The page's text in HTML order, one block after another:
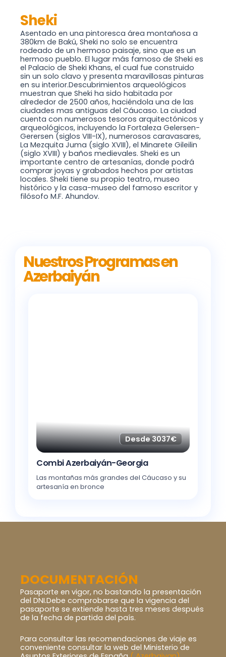
Sheki
Asentado en una pintoresca área montañosa a
380km de Bakú, Sheki no solo se encuentra
rodeado de un hermoso paisaje, sino que es un
hermoso pueblo. El lugar más famoso de Sheki es
el Palacio de Sheki Khans, el cual fue construido
sin un solo clavo y presenta maravillosas pinturas
en su interior.Descubrimientos arqueológicos
muestran que Sheki ha sido habitada por
alrededor de 2500 años, haciéndola una de las
ciudades mas antiguas del Cáucaso. La ciudad
cuenta con numerosos tesoros arquitectónicos y
arqueológicos, incluyendo la Fortaleza Gelersen-
Gerersen (siglos VIII-IX), numerosos caravasares,
La Mezquita Juma (siglo XVIII), el Minarete Gileilin
(siglo XVIII) y baños medievales. Sheki es un
importante centro de artesanías, donde podrá
comprar joyas y grabados hechos por artistas
locales. Sheki tiene su propio teatro, museo
histórico y la casa-museo del famoso escritor y
filósofo M.F. Ahundov.
Nuestros Programas en
Azerbaiyán
Desde 3037€
Combi Azerbaiyán-Georgia
Las montañas más grandes del Cáucaso y su
artesanía en bronce
DOCUMENTACIÓN
Pasaporte en vigor, no bastando la presentación
del DNI.Debe comprobarse que la vigencia del
pasaporte se extiende hasta tres meses después
de la fecha de partida del país.
Para consultar las recomendaciones de viaje es
conveniente consultar la web del Ministerio de